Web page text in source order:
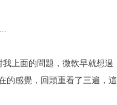
我上面的問題，微軟早就想過
的感覺，回頭重看了三遍，